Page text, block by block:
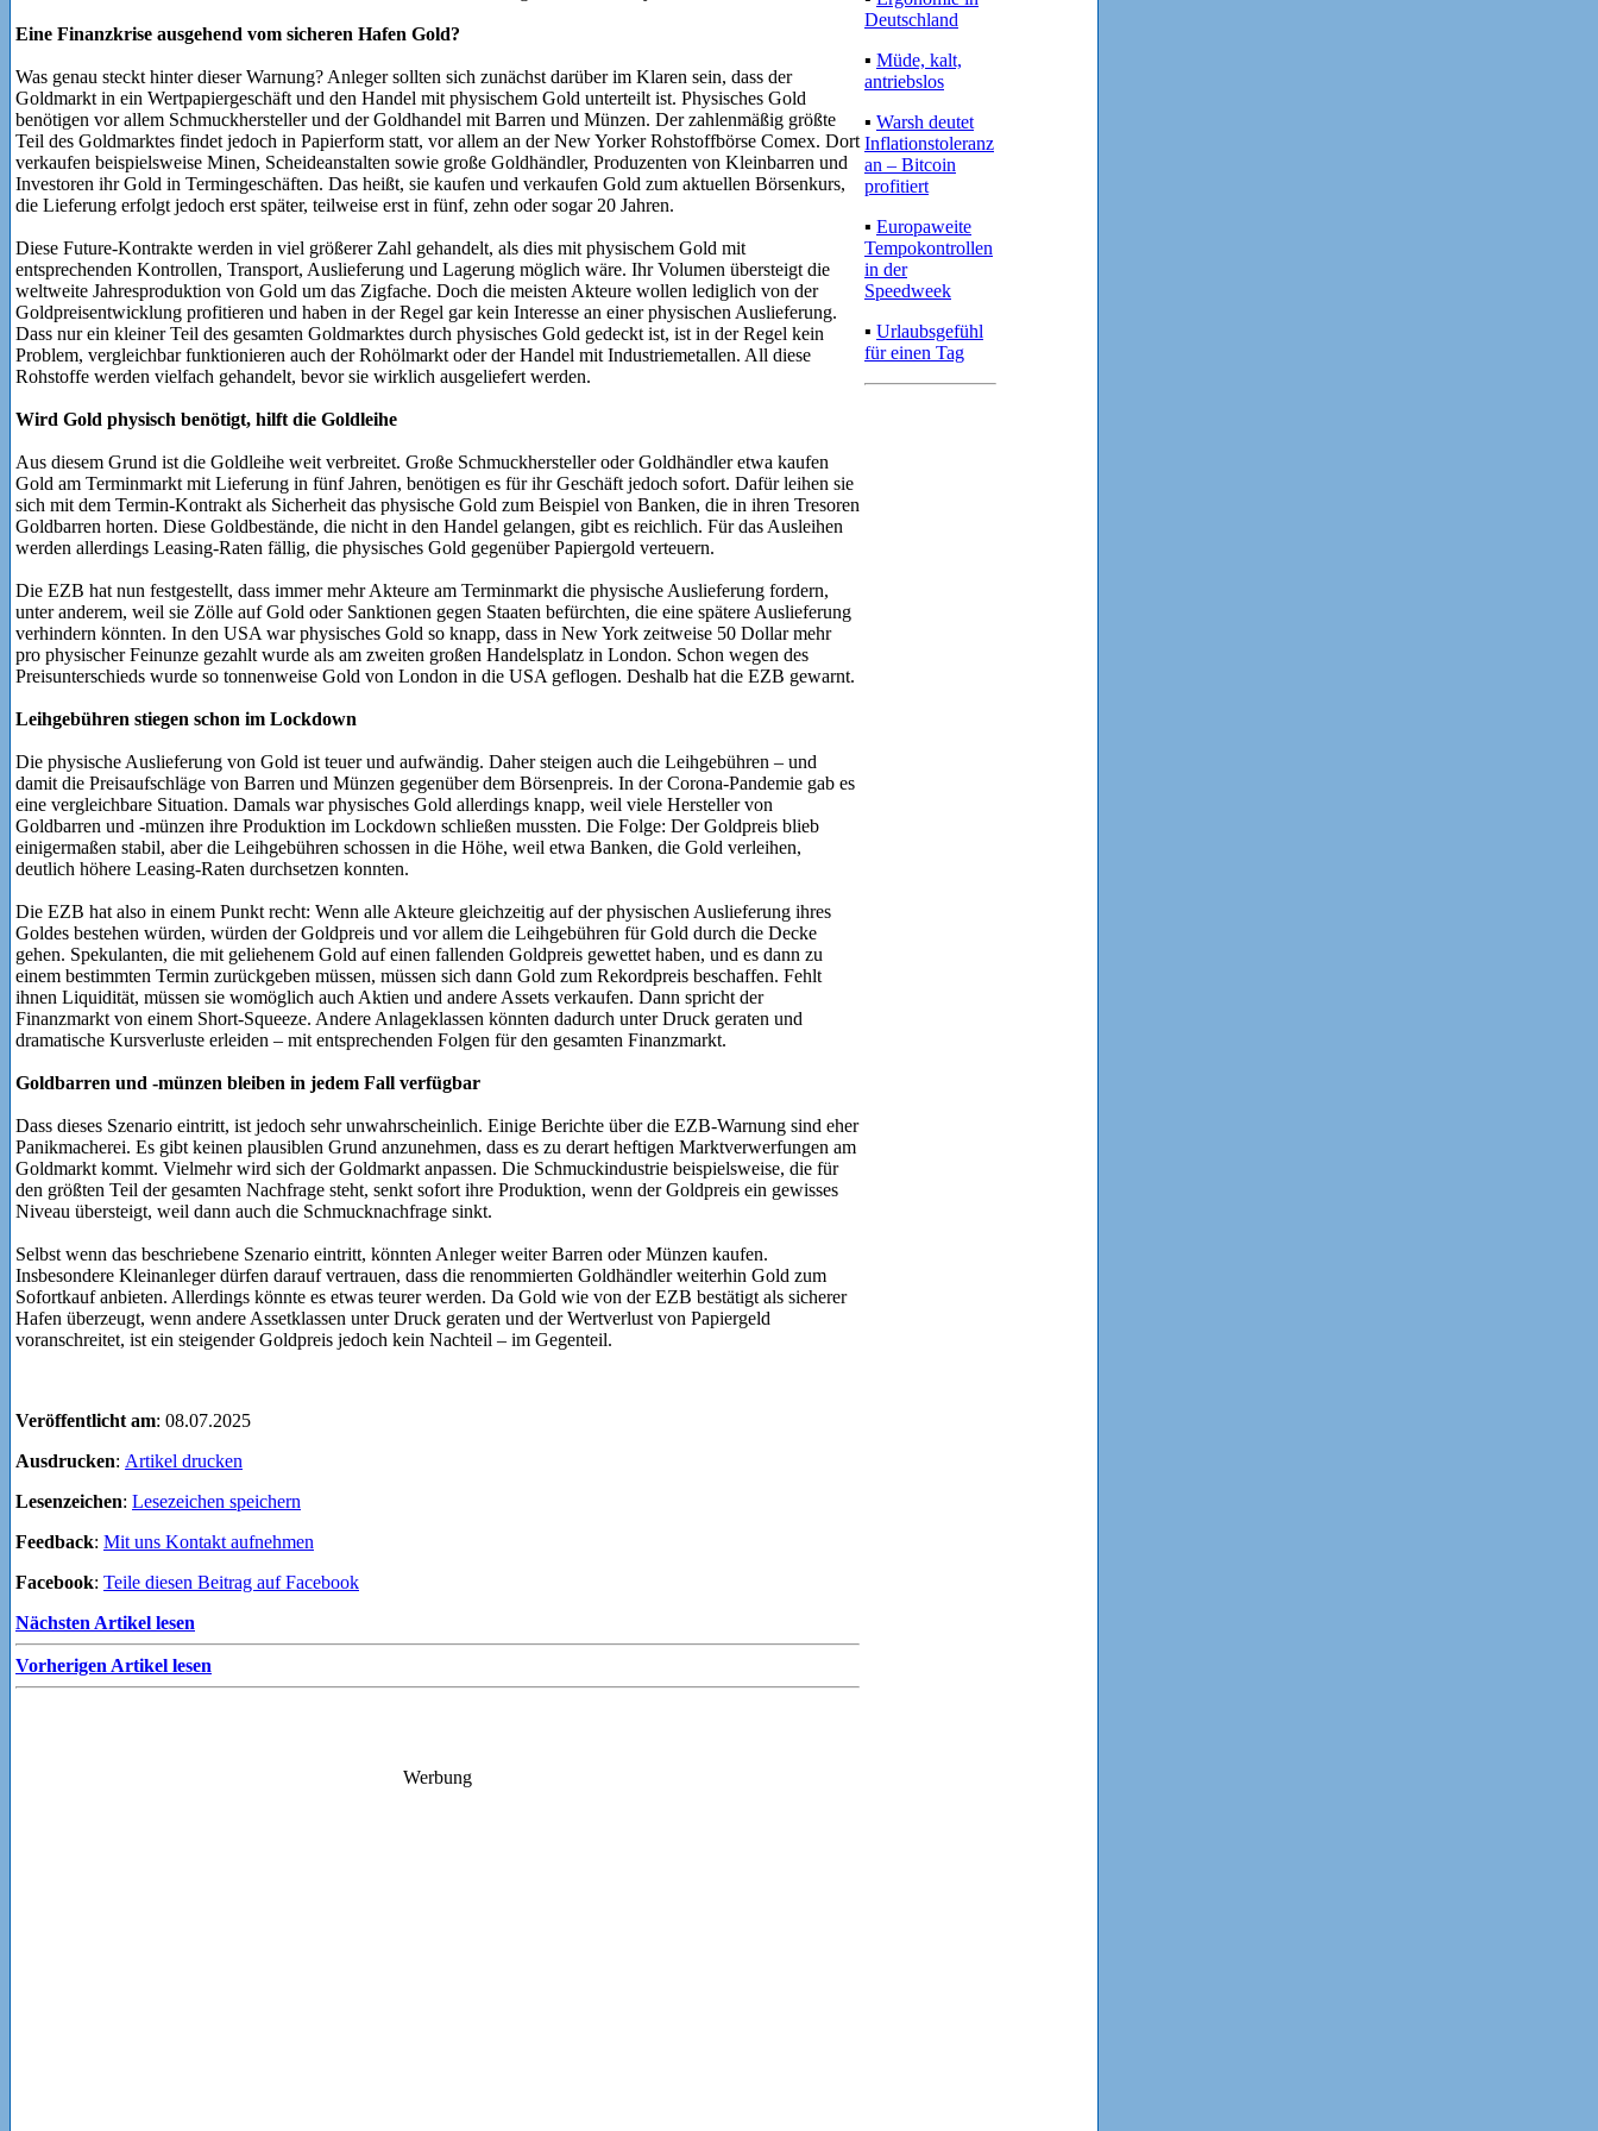
Eine Finanzkrise ausgehend vom sicheren Hafen Gold?
Was genau steckt hinter dieser Warnung? Anleger sollten sich zunächst darüber im Klaren sein, dass der
Goldmarkt in ein Wertpapiergeschäft und den Handel mit physischem Gold unterteilt ist. Physisches Gold
benötigen vor allem Schmuckhersteller und der Goldhandel mit Barren und Münzen. Der zahlenmäßig größte
Teil des Goldmarktes findet jedoch in Papierform statt, vor allem an der New Yorker Rohstoffbörse Comex. Dort
verkaufen beispielsweise Minen, Scheideanstalten sowie große Goldhändler, Produzenten von Kleinbarren und
Investoren ihr Gold in Termingeschäften. Das heißt, sie kaufen und verkaufen Gold zum aktuellen Börsenkurs,
die Lieferung erfolgt jedoch erst später, teilweise erst in fünf, zehn oder sogar 20 Jahren.
Diese Future-Kontrakte werden in viel größerer Zahl gehandelt, als dies mit physischem Gold mit
entsprechenden Kontrollen, Transport, Auslieferung und Lagerung möglich wäre. Ihr Volumen übersteigt die
weltweite Jahresproduktion von Gold um das Zigfache. Doch die meisten Akteure wollen lediglich von der
Goldpreisentwicklung profitieren und haben in der Regel gar kein Interesse an einer physischen Auslieferung.
Dass nur ein kleiner Teil des gesamten Goldmarktes durch physisches Gold gedeckt ist, ist in der Regel kein
Problem, vergleichbar funktionieren auch der Rohölmarkt oder der Handel mit Industriemetallen. All diese
Rohstoffe werden vielfach gehandelt, bevor sie wirklich ausgeliefert werden.
Wird Gold physisch benötigt, hilft die Goldleihe
Aus diesem Grund ist die Goldleihe weit verbreitet. Große Schmuckhersteller oder Goldhändler etwa kaufen
Gold am Terminmarkt mit Lieferung in fünf Jahren, benötigen es für ihr Geschäft jedoch sofort. Dafür leihen sie
sich mit dem Termin-Kontrakt als Sicherheit das physische Gold zum Beispiel von Banken, die in ihren Tresoren
Goldbarren horten. Diese Goldbestände, die nicht in den Handel gelangen, gibt es reichlich. Für das Ausleihen
werden allerdings Leasing-Raten fällig, die physisches Gold gegenüber Papiergold verteuern.
Die EZB hat nun festgestellt, dass immer mehr Akteure am Terminmarkt die physische Auslieferung fordern,
unter anderem, weil sie Zölle auf Gold oder Sanktionen gegen Staaten befürchten, die eine spätere Auslieferung
verhindern könnten. In den USA war physisches Gold so knapp, dass in New York zeitweise 50 Dollar mehr
pro physischer Feinunze gezahlt wurde als am zweiten großen Handelsplatz in London. Schon wegen des
Preisunterschieds wurde so tonnenweise Gold von London in die USA geflogen. Deshalb hat die EZB gewarnt.
Leihgebühren stiegen schon im Lockdown
Die physische Auslieferung von Gold ist teuer und aufwändig. Daher steigen auch die Leihgebühren – und
damit die Preisaufschläge von Barren und Münzen gegenüber dem Börsenpreis. In der Corona-Pandemie gab es
eine vergleichbare Situation. Damals war physisches Gold allerdings knapp, weil viele Hersteller von
Goldbarren und -münzen ihre Produktion im Lockdown schließen mussten. Die Folge: Der Goldpreis blieb
einigermaßen stabil, aber die Leihgebühren schossen in die Höhe, weil etwa Banken, die Gold verleihen,
deutlich höhere Leasing-Raten durchsetzen konnten.
Die EZB hat also in einem Punkt recht: Wenn alle Akteure gleichzeitig auf der physischen Auslieferung ihres
Goldes bestehen würden, würden der Goldpreis und vor allem die Leihgebühren für Gold durch die Decke
gehen. Spekulanten, die mit geliehenem Gold auf einen fallenden Goldpreis gewettet haben, und es dann zu
einem bestimmten Termin zurückgeben müssen, müssen sich dann Gold zum Rekordpreis beschaffen. Fehlt
ihnen Liquidität, müssen sie womöglich auch Aktien und andere Assets verkaufen. Dann spricht der
Finanzmarkt von einem Short-Squeeze. Andere Anlageklassen könnten dadurch unter Druck geraten und
dramatische Kursverluste erleiden – mit entsprechenden Folgen für den gesamten Finanzmarkt.
Goldbarren und -münzen bleiben in jedem Fall verfügbar
Dass dieses Szenario eintritt, ist jedoch sehr unwahrscheinlich. Einige Berichte über die EZB-Warnung sind eher
Panikmacherei. Es gibt keinen plausiblen Grund anzunehmen, dass es zu derart heftigen Marktverwerfungen am
Goldmarkt kommt. Vielmehr wird sich der Goldmarkt anpassen. Die Schmuckindustrie beispielsweise, die für
den größten Teil der gesamten Nachfrage steht, senkt sofort ihre Produktion, wenn der Goldpreis ein gewisses
Niveau übersteigt, weil dann auch die Schmucknachfrage sinkt.
Selbst wenn das beschriebene Szenario eintritt, könnten Anleger weiter Barren oder Münzen kaufen.
Insbesondere Kleinanleger dürfen darauf vertrauen, dass die renommierten Goldhändler weiterhin Gold zum
Sofortkauf anbieten. Allerdings könnte es etwas teurer werden. Da Gold wie von der EZB bestätigt als sicherer
Hafen überzeugt, wenn andere Assetklassen unter Druck geraten und der Wertverlust von Papiergeld
voranschreitet, ist ein steigender Goldpreis jedoch kein Nachteil – im Gegenteil.
Veröffentlicht am: 08.07.2025
Ausdrucken: Artikel drucken
Lesenzeichen: Lesezeichen speichern
Feedback: Mit uns Kontakt aufnehmen
Facebook: Teile diesen Beitrag auf Facebook
Nächsten Artikel lesen
Vorherigen Artikel lesen
Deutschland
▪ Müde, kalt,
antriebslos
▪ Warsh deutet
Inflationstoleranz
an – Bitcoin
profitiert
▪ Europaweite
Tempokontrollen
in der
Speedweek
▪ Urlaubsgefühl
für einen Tag
Werbung